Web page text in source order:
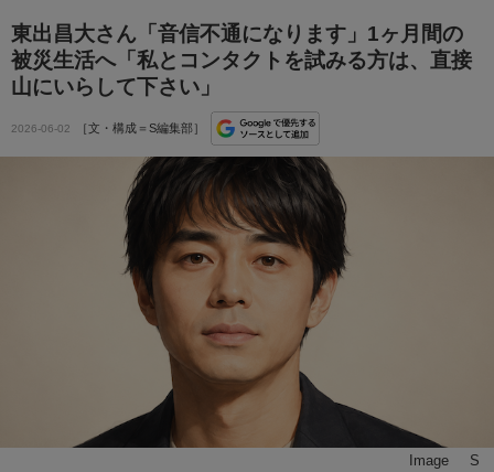
東出昌大さん「音信不通になります」1ヶ月間の
被災生活へ「私とコンタクトを試みる方は、直接
山にいらして下さい」
2026-06-02 ［文・構成＝S編集部］
Image © S